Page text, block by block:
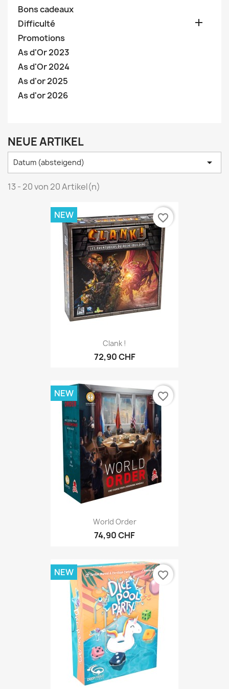
Bons cadeaux
Difficulté

Promotions
As d'Or 2023
As d'Or 2024
As d'or 2025
As d'or 2026
NEUE ARTIKEL
Datum (absteigend) 
13 - 20 von 20 Artikel(n)
Clank !
72,90 CHF
NEW favorite_border
World Order
74,90 CHF
NEW favorite_border
NEW favorite_border